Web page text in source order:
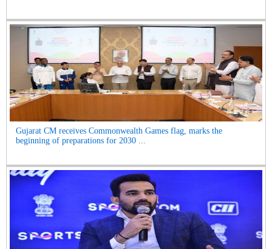
Gujarat CM receives Commonwealth Games flag, marks the
beginning of preparations for 2030 ...